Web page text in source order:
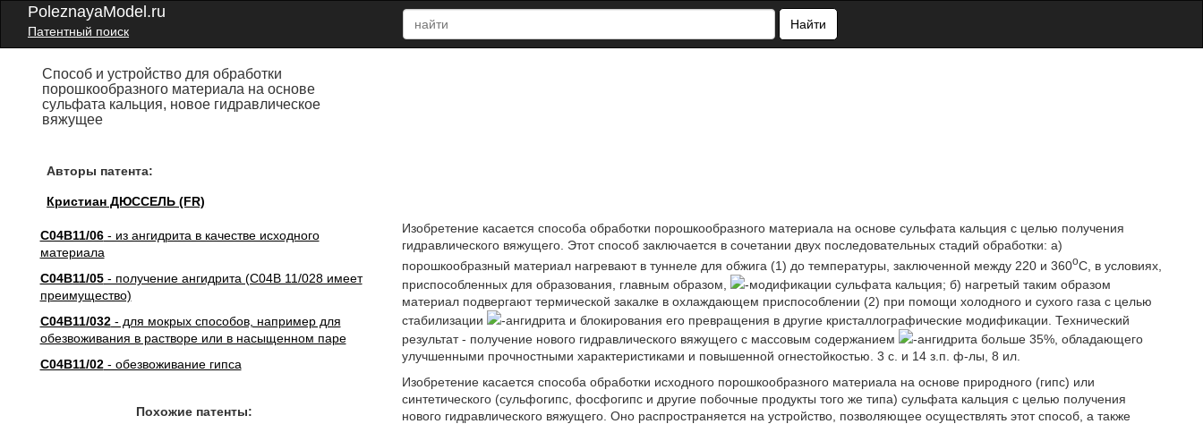
PoleznayaModel.ru
Патентный поиск
Найти
Способ и устройство для обработки
порошкообразного материала на основе
сульфата кальция, новое гидравлическое
вяжущее
Авторы патента:
Кристиан ДЮССЕЛЬ (FR)
C04B11/06- из ангидрита в качестве исходного
материала
C04B11/05- получение ангидрита (C04B 11/028 имеет
преимущество)
C04B11/032- для мокрых способов, например для
обезвоживания в растворе или в насыщенном паре
C04B11/02- обезвоживание гипса
Изобретение касается способа обработки порошкообразного материала на основе сульфата кальция с целью получения
гидравлического вяжущего. Этот способ заключается в сочетании двух последовательных стадий обработки: а)
порошкообразный материал нагревают в туннеле для обжига (1) до температуры, заключенной между 220 и 360oC, в условиях,
приспособленных для образования, главным образом,
-модификации сульфата кальция; б) нагретый таким образом
материал подвергают термической закалке в охлаждающем приспособлении (2) при помощи холодного и сухого газа с целью
стабилизации
-ангидрита и блокирования его превращения в другие кристаллографические модификации. Технический
результат - получение нового гидравлического вяжущего с массовым содержанием
-ангидрита больше 35%, обладающего
улучшенными прочностными характеристиками и повышенной огнестойкостью. 3 с. и 14 з.п. ф-лы, 8 ил.
Изобретение касается способа обработки исходного порошкообразного материала на основе природного (гипс) или
синтетического (сульфогипс, фосфогипс и другие побочные продукты того же типа) сульфата кальция с целью получения
нового гидравлического вяжущего. Оно распространяется на устройство, позволяющее осуществлять этот способ, а также
Похожие патенты: